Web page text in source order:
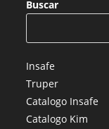
Buscar
Insafe
Truper
Catalogo Insafe
Catalogo Kim